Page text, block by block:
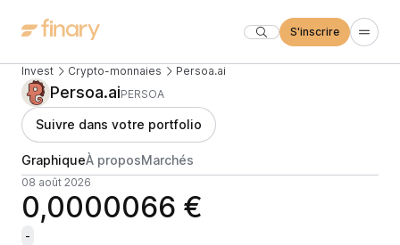
S'inscrire
Invest Crypto-monnaies Persoa.ai
Persoa.aiPERSOA
Suivre dans votre portfolio
GraphiqueÀ proposMarchés
08 août 2026
0,0000066 €
-